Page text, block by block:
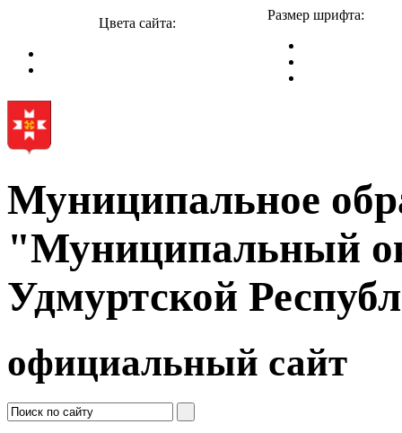
Цвета сайта:
Размер шрифта:
Муниципальное
"Муниципальный
Удмуртской
официальный сайт